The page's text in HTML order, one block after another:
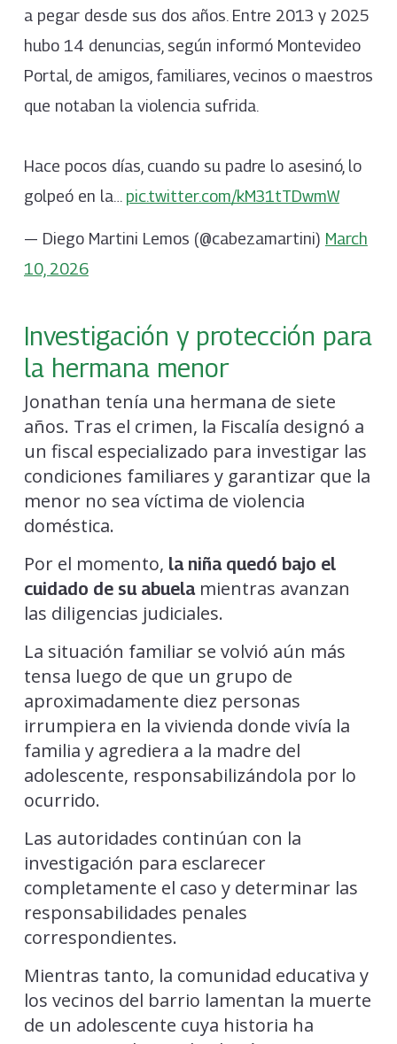
a pegar desde sus dos años. Entre 2013 y 2025
hubo 14 denuncias, según informó Montevideo
Portal, de amigos, familiares, vecinos o maestros
que notaban la violencia sufrida.
Hace pocos días, cuando su padre lo asesinó, lo
golpeó en la… pic.twitter.com/kM31tTDwmW
— Diego Martini Lemos (@cabezamartini) March
10, 2026
Investigación y protección para
la hermana menor
Jonathan tenía una hermana de siete
años. Tras el crimen, la Fiscalía designó a
un fiscal especializado para investigar las
condiciones familiares y garantizar que la
menor no sea víctima de violencia
doméstica.
Por el momento, la niña quedó bajo el
cuidado de su abuelamientras avanzan
las diligencias judiciales.
La situación familiar se volvió aún más
tensa luego de que un grupo de
aproximadamente diez personas
irrumpiera en la vivienda donde vivía la
familia y agrediera a la madre del
adolescente, responsabilizándola por lo
ocurrido.
Las autoridades continúan con la
investigación para esclarecer
completamente el caso y determinar las
responsabilidades penales
correspondientes.
Mientras tanto, la comunidad educativa y
los vecinos del barrio lamentan la muerte
de un adolescente cuya historia ha